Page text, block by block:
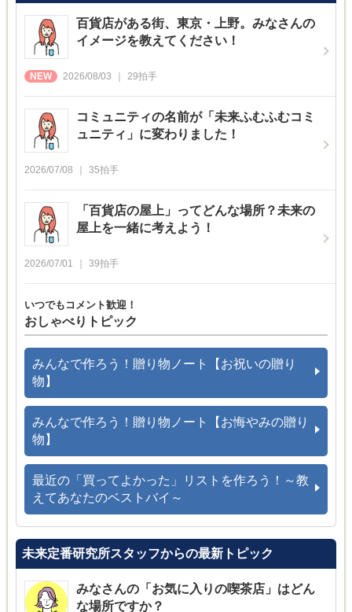
百貨店がある街、東京・上野。みなさんの
イメージを教えてください！
2026/08/03 29拍手
コミュニティの名前が「未来ふむふむコミ
ュニティ」に変わりました！
2026/07/08 35拍手
「百貨店の屋上」ってどんな場所？未来の
屋上を一緒に考えよう！
2026/07/01 39拍手
いつでもコメント歓迎！
おしゃべりトピック
みんなで作ろう！贈り物ノート【お祝いの贈り
物】
みんなで作ろう！贈り物ノート【お悔やみの贈り
物】
最近の「買ってよかった」リストを作ろう！～教
えてあなたのベストバイ～
未来定番研究所スタッフからの最新トピック
みなさんの「お気に入りの喫茶店」はどん
な場所ですか？